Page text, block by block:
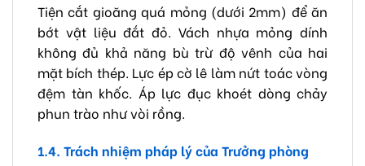
Tiện cắt gioăng quá mỏng (dưới 2mm) để ăn
bớt vật liệu đắt đỏ. Vách nhựa mỏng dính
không đủ khả năng bù trừ độ vênh của hai
mặt bích thép. Lực ép cờ lê làm nứt toác vòng
đệm tàn khốc. Áp lực đục khoét dòng chảy
phun trào như vòi rồng.
1.4. Trách nhiệm pháp lý của Trưởng phòng